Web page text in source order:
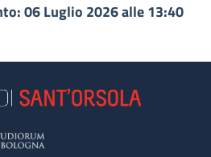
06 Luglio 2026 alle 13:40